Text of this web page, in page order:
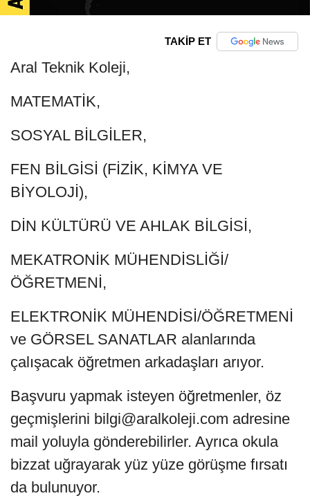
TAKİP ET
Aral Teknik Koleji,
MATEMATİK,
SOSYAL BİLGİLER,
FEN BİLGİSİ (FİZİK, KİMYA VE
BİYOLOJİ),
DİN KÜLTÜRÜ VE AHLAK BİLGİSİ,
MEKATRONİK MÜHENDİSLİĞİ/
ÖĞRETMENİ,
ELEKTRONİK MÜHENDİSİ/ÖĞRETMENİ
ve GÖRSEL SANATLAR alanlarında
çalışacak öğretmen arkadaşları arıyor.
Başvuru yapmak isteyen öğretmenler, öz
geçmişlerini bilgi@aralkoleji.com adresine
mail yoluyla gönderebilirler. Ayrıca okula
bizzat uğrayarak yüz yüze görüşme fırsatı
da bulunuyor.